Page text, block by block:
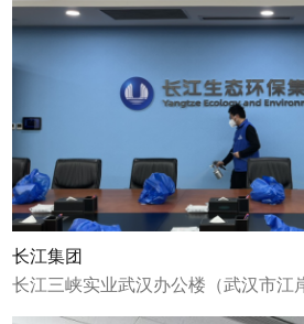
长江集团
长江三峡实业武汉办公楼（武汉市江
石家庄中核
中核汇能河北新能源有限公
成中核汇能河北新能源有限
理并于2023年6月22日圆满
查看详情